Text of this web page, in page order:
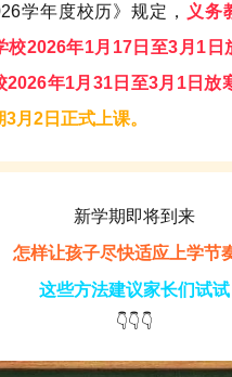
学年度校历》规定，
义务
校2026年1月17日至3月1日
2026年1月31日至3月1日放
月2日正式上课。
新学期即将到来
怎样让孩子尽快适应上学节
这些方法建议家长们试试
👇👇👇